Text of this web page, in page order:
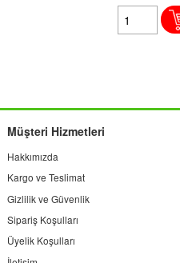
Müşteri Hizmetleri
Hakkımızda
Kargo ve Teslimat
Gizlilik ve Güvenlik
Sipariş Koşulları
Üyelik Koşulları